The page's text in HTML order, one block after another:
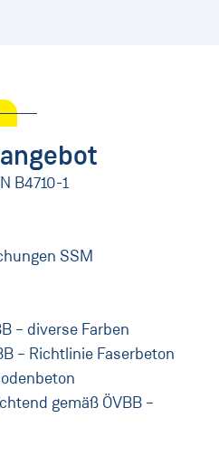
B4710-1
SSM
– diverse Farben
– Richtlinie Faserbeton
gemäß ÖVBB –